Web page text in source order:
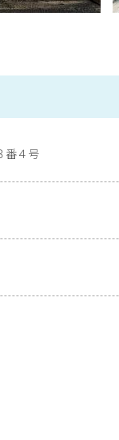
番４号